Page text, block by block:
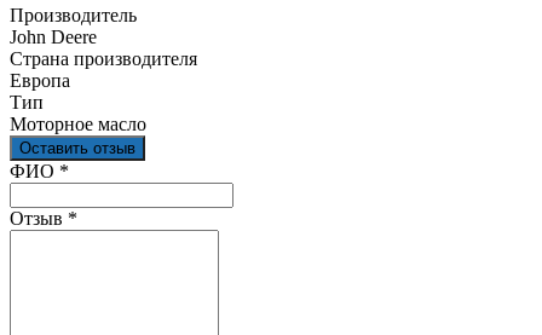
Производитель
John Deere
Страна производителя
Европа
Тип
Моторное масло
Оставить отзыв
Ваш отзыв был отправлен!
ФИО *
Отзыв *